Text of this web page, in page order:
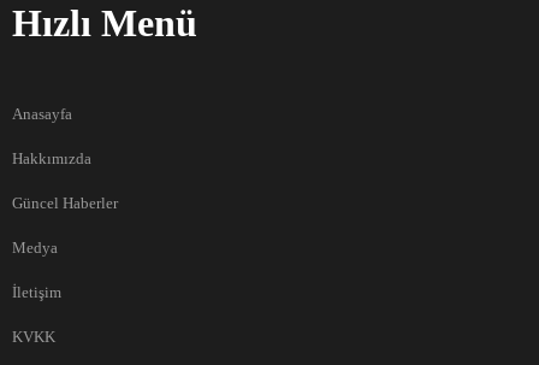
Hızlı Menü
Anasayfa
Hakkımızda
Güncel Haberler
Medya
İletişim
KVKK